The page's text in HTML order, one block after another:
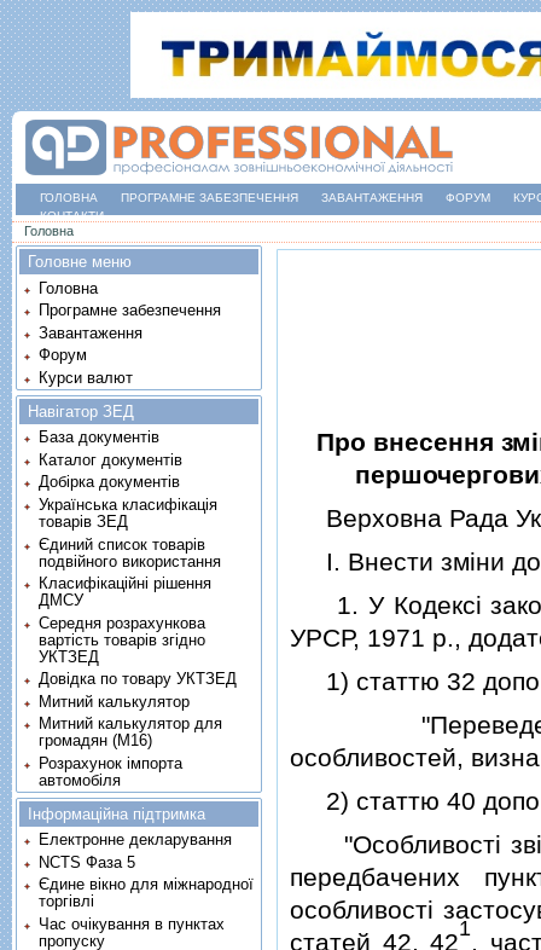
ГОЛОВНА ПРОГРАМНЕ ЗАБЕЗПЕЧЕННЯ ЗАВАНТАЖЕННЯ ФОРУМ
КОНТАКТИ
Ви є тут
Головна
Про внесення
Верховна Рада
I. Внести змiни до
1. У Кодексi
УРСР, 1971 р.,
1) статтю 32
"Переведення
особливостей,
2) статтю 40
"Особливостi
передбачених
особливостi
статей 42, 421,
Головне меню
Головна
Програмне забезпечення
Завантаження
Форум
Курси валют
Навігатор ЗЕД
База документів
Каталог документів
Добірка документів
Українська класифікація
товарів ЗЕД
Єдиний список товарів
подвійного використання
Класифікаційні рішення
ДМСУ
Середня розрахункова
вартість товарів згідно
УКТЗЕД
Довідка по товару УКТЗЕД
Митний калькулятор
Митний калькулятор для
громадян (М16)
Розрахунок імпорта
автомобіля
Інформаційна підтримка
Електронне декларування
NCTS Фаза 5
Єдине вікно для міжнародної
торгівлі
Час очікування в пунктах
пропуску